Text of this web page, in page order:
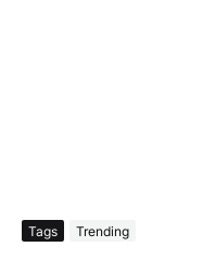
Tags Trending